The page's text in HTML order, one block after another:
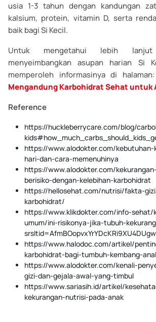
usia 1-3 tahun dengan kandungan
kalsium, protein, vitamin D, serta
baik bagi Si Kecil.
Untuk mengetahui lebih
menyeimbangkan asupan harian Si
memperoleh informasinya di halaman:
Mengandung Karbohidrat Sehat untuk
Reference
https://huckleberrycare.com/blog/
https://www.alodokter.com/
hari-dan-cara-memenuhinya
https://www.alodokter.com/
berisiko-dengan-kelebihan-karbohidrat
https://hellosehat.com/nutrisi/fakta-
karbohidrat/
https://www.klikdokter.com/info-sehat/
umum/ini-risikonya-jika-tubuh-
https://www.halodoc.com/artikel/
karbohidrat-bagi-tumbuh-kembang-
https://www.alodokter.com/kenali-
gizi-dan-gejala-awal-yang-timbul
https://www.sariasih.id/artikel/
kekurangan-nutrisi-pada-anak